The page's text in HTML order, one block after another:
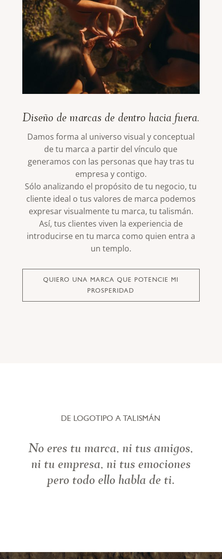
Diseño de marcas de dentro hacia fuera.
Damos forma al universo visual y conceptual
de tu marca a partir del vínculo que
generamos con las personas que hay tras tu
empresa y contigo.
Sólo analizando el propósito de tu negocio, tu
cliente ideal o tus valores de marca podemos
expresar visualmente tu marca, tu talismán.
Así, tus clientes viven la experiencia de
introducirse en tu marca como quien entra a
un templo.
QUIERO UNA MARCA QUE POTENCIE MI
PROSPERIDAD
DE LOGOTIPO A TALISMÁN
No eres tu marca, ni tus amigos,
ni tu empresa, ni tus emociones
pero todo ello habla de ti.